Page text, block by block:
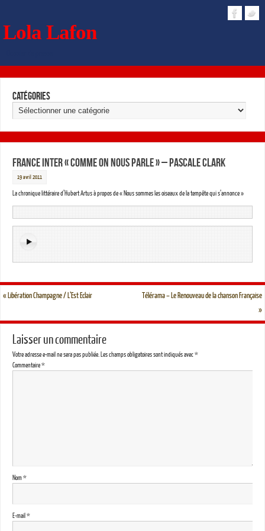
Lola Lafon
Catégories
France Inter « Comme on nous parle » – Pascale Clark
19 avril 2011
La chronique littéraire d’Hubert Artus à propos de « Nous sommes les oiseaux de la tempête qui s’annonce »
« Libération Champagne / L’Est Eclair
Télérama – Le Renouveau de la chanson Française
»
Laisser un commentaire
Votre adresse e-mail ne sera pas publiée. Les champs obligatoires sont indiqués avec*
Commentaire*
Nom*
E-mail *